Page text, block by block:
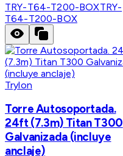
TRY-T64-T200-BOXTRY-
T64-T200-BOX
Trylon
Torre Autosoportada.
24ft (7.3m) Titan T300
Galvanizada (incluye
anclaje)